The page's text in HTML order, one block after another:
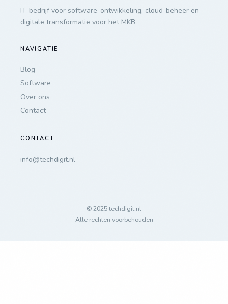
IT-bedrijf voor software-ontwikkeling, cloud-beheer en
digitale transformatie voor het MKB
NAVIGATIE
Blog
Software
Over ons
Contact
CONTACT
info@techdigit.nl
© 2025 techdigit.nl
Alle rechten voorbehouden